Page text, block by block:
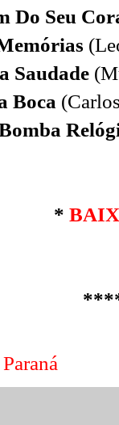
Do Seu
Saudade
Boca
*